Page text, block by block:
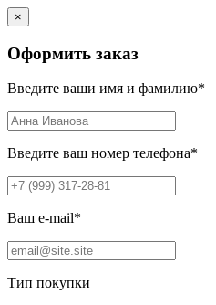
×
Оформить заказ
Введите ваши имя и фамилию*
Введите ваш номер телефона*
Ваш e-mail*
Тип покупки